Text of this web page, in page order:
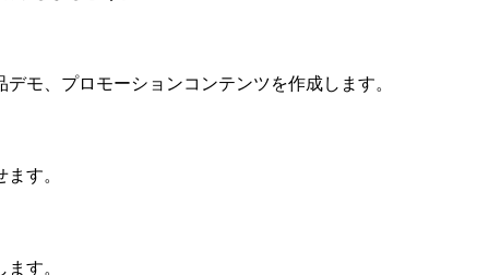
モ、プロモーションコンテンツを作成します。
す。
す。